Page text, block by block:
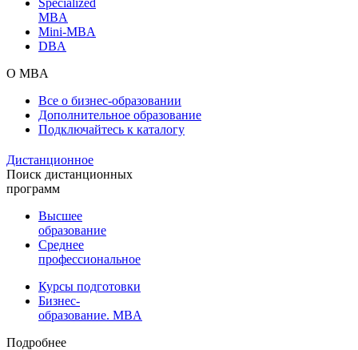
MBA
Mini-MBA
DBA
О MBA
Все о бизнес-образовании
Дополнительное образование
Подключайтесь к каталогу
Дистанционное
Поиск дистанционных
программ
Высшее
образование
Среднее
профессиональное
Курсы подготовки
Бизнес-
образование. MBA
Подробнее